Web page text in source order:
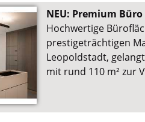
NEU: Premium
Hochwertige
prestigeträchtigen
Leopoldstadt,
mit rund 110 m² zur